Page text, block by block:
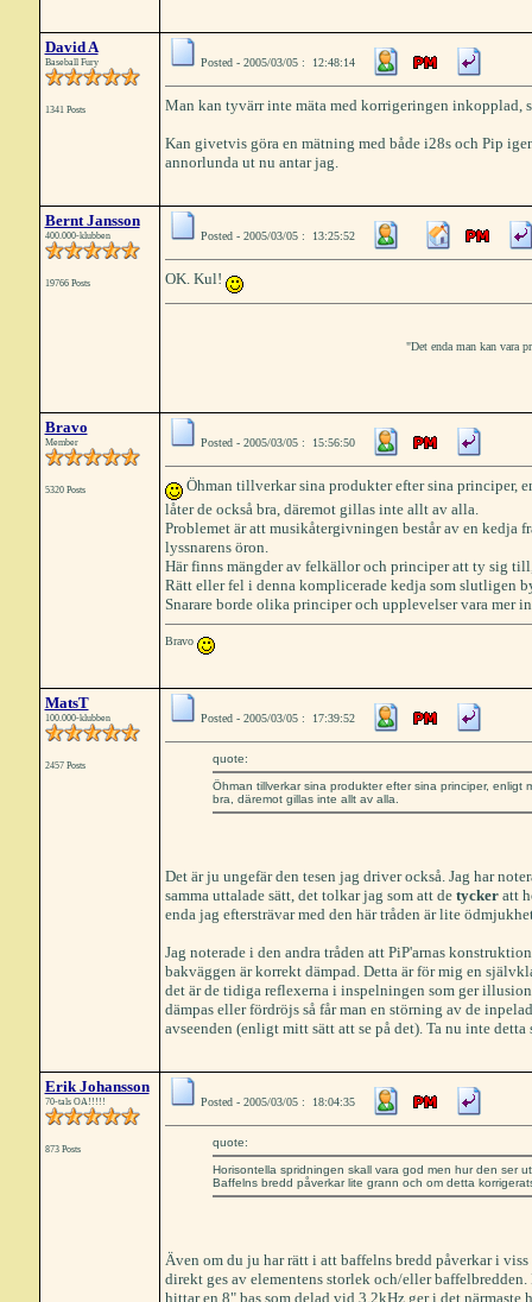
David A
Baseball Fury
1341 Posts
Posted - 2005/03/05 : 12:48:14
Man kan tyvärr inte mäta med korrigeringen inkopplad,
Kan givetvis göra en mätning med både i28s och Pip
annorlunda ut nu antar jag.
Bernt Jansson
400.000-klubben
19766 Posts
Posted - 2005/03/05 : 13:25:52
OK. Kul!
"Det enda man kan vara
Bravo
Member
5320 Posts
Posted - 2005/03/05 : 15:56:50
Öhman tillverkar sina produkter efter sina principer,
låter de också bra, däremot gillas inte allt av alla.
Problemet är att musikåtergivningen består av en
lyssnarens öron.
Här finns mängder av felkällor och principer att ty sig
Rätt eller fel i denna komplicerade kedja som slutligen
Snarare borde olika principer och upplevelser vara mer
Bravo
MatsT
100.000-klubben
2457 Posts
Posted - 2005/03/05 : 17:39:52
quote:
Öhman tillverkar sina produkter efter sina principer,
bra, däremot gillas inte allt av alla.
Det är ju ungefär den tesen jag driver också. Jag har
samma uttalade sätt, det tolkar jag som att de tyckeratt
enda jag eftersträvar med den här tråden är lite
Jag noterade i den andra tråden att PiP'arnas
bakväggen är korrekt dämpad. Detta är för mig en
det är de tidiga reflexerna i inspelningen som ger
dämpas eller fördröjs så får man en störning av de
avseenden (enligt mitt sätt att se på det). Ta nu inte
Erik Johansson
70-tals OA!!!!!
873 Posts
Posted - 2005/03/05 : 18:04:35
quote:
Horisontella spridningen skall vara god men hur den ser
Baffelns bredd påverkar lite grann och om detta
Även om du ju har rätt i att baffelns bredd påverkar i
direkt ges av elementens storlek och/eller
hittar en 8" bas som delad vid 3,2kHz ger i det